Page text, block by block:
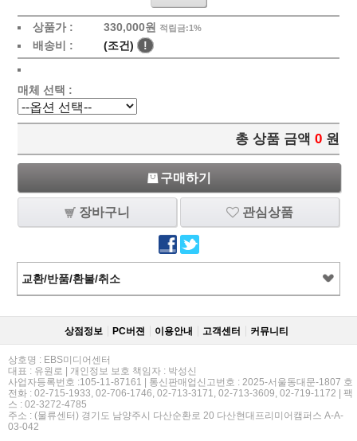
상품가 : 330,000원 적립금:1%
배송비 : (조건) !
매체 선택 :
총 상품 금액 0 원
구매하기
장바구니 관심상품
교환/반품/환불/취소
상점정보 PC버젼 이용안내 고객센터 커뮤니티
상호명 : EBS미디어센터
대표 : 유원로 | 개인정보 보호 책임자 : 박성신
사업자등록번호 :105-11-87161 | 통신판매업신고번호 : 2025-서울동대문-1807 호
전화 : 02-715-1933, 02-706-1746, 02-713-3171, 02-713-3609, 02-719-1172 | 팩
스 : 02-3272-4785
주소 : (물류센터) 경기도 남양주시 다산순환로 20 다산현대프리미어캠퍼스 A-A-
03-042